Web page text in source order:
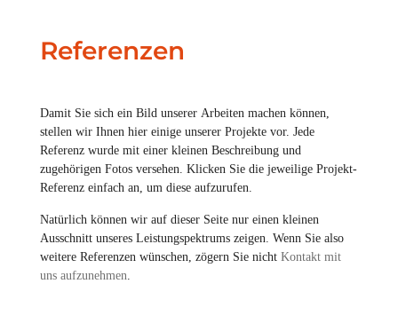
Referenzen
Damit Sie sich ein Bild unserer Arbeiten machen können,
stellen wir Ihnen hier einige unserer Projekte vor. Jede
Referenz wurde mit einer kleinen Beschreibung und
zugehörigen Fotos versehen. Klicken Sie die jeweilige Projekt-
Referenz einfach an, um diese aufzurufen.
Natürlich können wir auf dieser Seite nur einen kleinen
Ausschnitt unseres Leistungspektrums zeigen. Wenn Sie also
weitere Referenzen wünschen, zögern Sie nicht Kontakt mit
uns aufzunehmen